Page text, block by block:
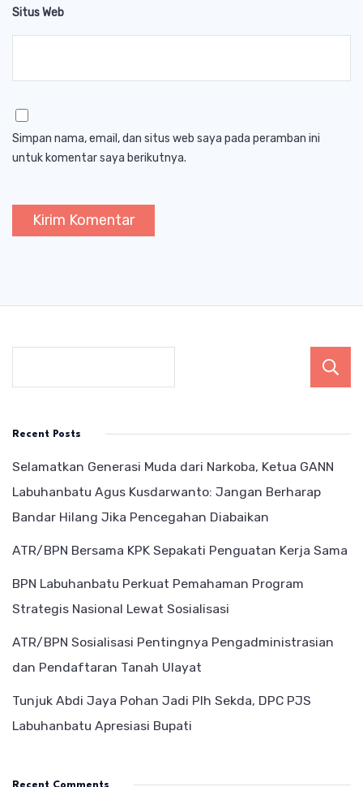
Situs Web
Simpan nama, email, dan situs web saya pada peramban ini
untuk komentar saya berikutnya.
Recent Posts
Selamatkan Generasi Muda dari Narkoba, Ketua GANN
Labuhanbatu Agus Kusdarwanto: Jangan Berharap
Bandar Hilang Jika Pencegahan Diabaikan
ATR/BPN Bersama KPK Sepakati Penguatan Kerja Sama
BPN Labuhanbatu Perkuat Pemahaman Program
Strategis Nasional Lewat Sosialisasi
ATR/BPN Sosialisasi Pentingnya Pengadministrasian
dan Pendaftaran Tanah Ulayat
Tunjuk Abdi Jaya Pohan Jadi Plh Sekda, DPC PJS
Labuhanbatu Apresiasi Bupati
Recent Comments